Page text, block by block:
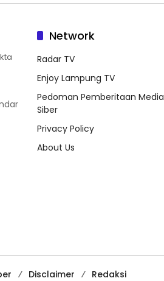
Network
Radar TV
Enjoy Lampung TV
Pedoman Pemberitaan Media
Siber
Privacy Policy
About Us
Disclaimer Redaksi